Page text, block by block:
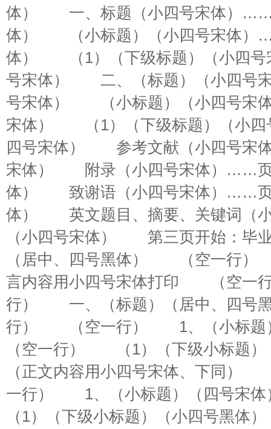
体） 一、标题（小四号宋体）……
体） （小标题）（小四号宋体）
体） （1）（下级标题）（小四
号宋体） 二、（标题）（小四号
号宋体） （小标题）（小四号宋
宋体） （1）（下级标题）（小
四号宋体） 参考文献（小四号宋
宋体） 附录（小四号宋体）……页
体） 致谢语（小四号宋体）……页
体） 英文题目、摘要、关键词（
（小四号宋体） 第三页开始：
（居中、四号黑体） （空一
言内容用小四号宋体打印 （空
行） 一、（标题）（居中、四
行） （空一行） 1、（小标
（空一行） （1）（下级小标题
（正文内容用小四号宋体、下同
一行） 1、（小标题）（四号
（1）（下级小标题）（小